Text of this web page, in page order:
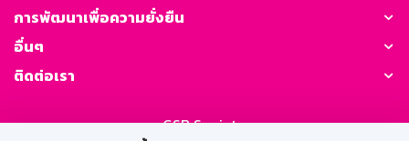
การพัฒนาเพื่อความยั่งยืน
อื่นๆ
ติดต่อเรา
GSB Society: